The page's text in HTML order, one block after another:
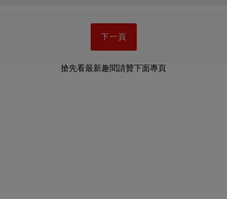
下一頁
搶先看最新趣聞請贊下面專頁